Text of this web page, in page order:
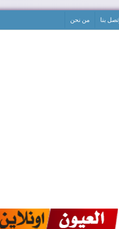
إتصل بنا من نحن